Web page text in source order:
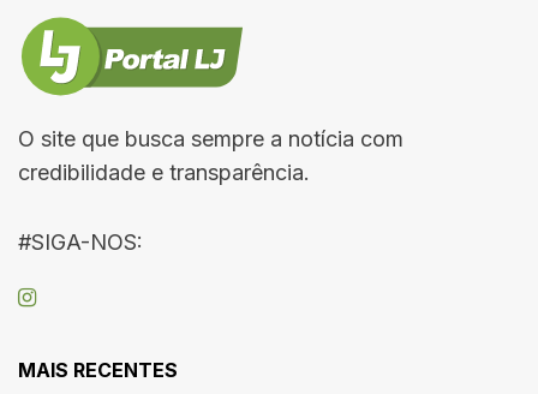
O site que busca sempre a notícia com
credibilidade e transparência.
#SIGA-NOS:
MAIS RECENTES